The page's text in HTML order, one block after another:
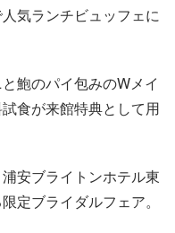
気ランチビュッフェに
鮑のパイ包みのWメイ
食が来館特典として用
安ブライトンホテル東
定ブライダルフェア。